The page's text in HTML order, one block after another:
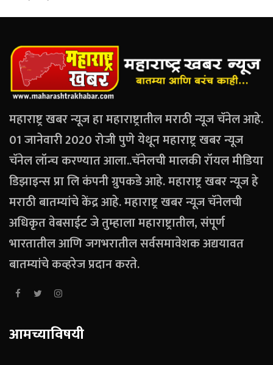
महाराष्ट्र खबर न्यूज हा महाराष्ट्रातील मराठी न्यूज चॅनेल आहे.
01 जानेवारी 2020 रोजी पुणे येथून महाराष्ट्र खबर न्यूज
चॅनेल लॉन्च करण्यात आला..चॅनेलची मालकी रॉयल मीडिया
डिझाइन्स प्रा लि कंपनी ग्रुपकडे आहे. महाराष्ट्र खबर न्यूज हे
मराठी बातम्यांचे केंद्र आहे. महाराष्ट्र खबर न्यूज चॅनेलची
अधिकृत वेबसाईट जे तुम्हाला महाराष्ट्रातील, संपूर्ण
भारतातील आणि जगभरातील सर्वसमावेशक अद्ययावत
बातम्यांचे कव्हरेज प्रदान करते.
आमच्याविषयी